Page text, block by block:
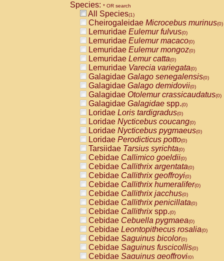
Species: * OR search
All Species(1)
Cheirogaleidae Microcebus murinus(0)
Lemuridae Eulemur fulvus(0)
Lemuridae Eulemur macaco(0)
Lemuridae Eulemur mongoz(0)
Lemuridae Lemur catta(0)
Lemuridae Varecia variegata(0)
Galagidae Galago senegalensis(0)
Galagidae Galago demidovii(0)
Galagidae Otolemur crassicaudatus(0)
Galagidae Galagidae spp.(0)
Loridae Loris tardigradus(0)
Loridae Nycticebus coucang(0)
Loridae Nycticebus pygmaeus(0)
Loridae Perodicticus potto(0)
Tarsiidae Tarsius syrichta(0)
Cebidae Callimico goeldii(0)
Cebidae Callithrix argentata(0)
Cebidae Callithrix geoffroyi(0)
Cebidae Callithrix humeralifer(0)
Cebidae Callithrix jacchus(0)
Cebidae Callithrix penicillata(0)
Cebidae Callithrixspp.(0)
Cebidae Cebuella pygmaea(0)
Cebidae Leontopithecus rosalia(0)
Cebidae Saguinus bicolor(0)
Cebidae Saguinus fuscicollis(0)
Cebidae Saguinus geoffroyi(0)